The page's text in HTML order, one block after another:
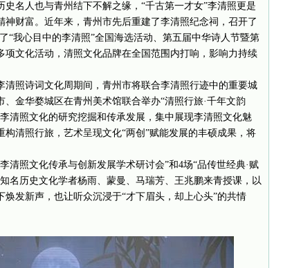
名人也与青州结下不解之缘，“千古第一才女”李清照更是
财富。近年来，青州市先后重建了李清照纪念祠，召开了
“我心目中的李清照”全国海选活动、第五届中华诗人节暨第
文化活动，清照文化品牌在全国范围内打响，影响力持续
清照诗词文化周期间，青州市将联合李清照行迹中的重要城
金华婺城区在青州美术馆联合举办“清照行旅·千年文韵
照文化的研究挖掘和传承发展，集中展现李清照文化魅
清照行旅，艺术呈现文化“两创”赋能发展的丰硕成果，将
清照文化传承与创新发展学术研讨会”和4场“品传世经典·赋
历史文化学者杨雨、蒙曼、马瑞芳、王兆鹏来青授课，以
发新声，也让听众沉浸于“才下眉头，却上心头”的共情